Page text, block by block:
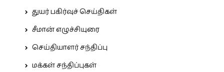
துயர் பகிர்வுச் செய்திகள்
சீமான் எழுச்சியுரை
செய்தியாளர் சந்திப்பு
மக்கள் சந்திப்புகள்